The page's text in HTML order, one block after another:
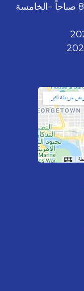
ساعات العمل: الأثنين- الجمعة، 8:30 صباحاً –الخامسة